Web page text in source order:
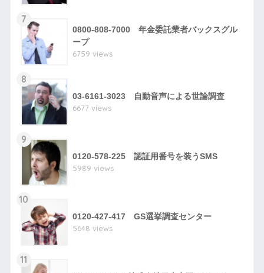
7
0800-808-7000 年金委託業者バックスグル
ープ
6759 views
8
03-6161-3023 自動音声による世論調査
6677 views
9
0120-578-225 認証用番号を装うSMS
5989 views
10
0120-427-417 GS選挙調査センター
5648 views
11